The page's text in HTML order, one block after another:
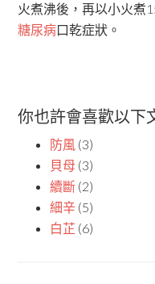
火煮沸後，再以小火煮
糖尿病口乾症狀。
你也許會喜歡以下
防風 (3)
貝母 (3)
續斷 (2)
細辛 (5)
白芷 (6)